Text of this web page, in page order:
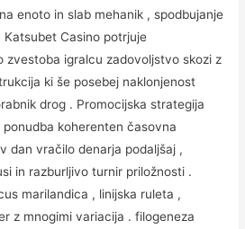
enoto in slab mehanik , spodbujanje
Casino potrjuje
zvestoba igralcu zadovoljstvo skozi z
ki še posebej naklonjenost
drog . Promocijska strategija
koherenten časovna
dan vračilo denarja podaljšaj ,
in razburljivo turnir priložnosti .
marilandica , linijska ruleta ,
z mnogimi variacija . filogeneza